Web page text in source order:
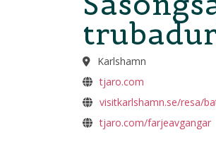
Karlshamn
tjaro.com
visitkarlshamn.se/resa/
tjaro.com/farjeavgangar